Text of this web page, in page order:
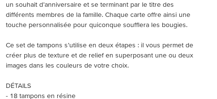
un souhait d’anniversaire et se terminant par le titre des
différents membres de la famille. Chaque carte offre ainsi une
touche personnalisée pour quiconque soufflera les bougies.
Ce set de tampons s’utilise en deux étapes : il vous permet de
créer plus de texture et de relief en superposant une ou deux
images dans les couleurs de votre choix.
DÉTAILS
- 18 tampons en résine